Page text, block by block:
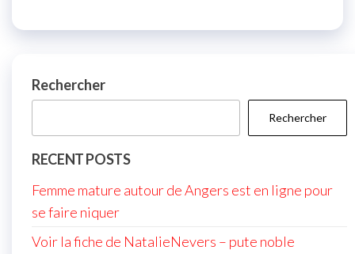
Rechercher
Rechercher
RECENT POSTS
Femme mature autour de Angers est en ligne pour
se faire niquer
Voir la fiche de NatalieNevers – pute noble